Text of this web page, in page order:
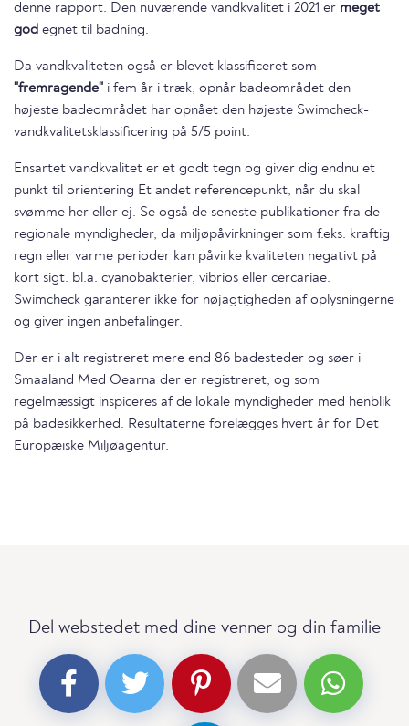
denne rapport. Den nuværende vandkvalitet i 2021 er meget
god egnet til badning.
Da vandkvaliteten også er blevet klassificeret som
"fremragende" i fem år i træk, opnår badeområdet den
højeste badeområdet har opnået den højeste Swimcheck-
vandkvalitetsklassificering på 5/5 point.
Ensartet vandkvalitet er et godt tegn og giver dig endnu et
punkt til orientering Et andet referencepunkt, når du skal
svømme her eller ej. Se også de seneste publikationer fra de
regionale myndigheder, da miljøpåvirkninger som f.eks. kraftig
regn eller varme perioder kan påvirke kvaliteten negativt på
kort sigt. bl.a. cyanobakterier, vibrios eller cercariae.
Swimcheck garanterer ikke for nøjagtigheden af oplysningerne
og giver ingen anbefalinger.
Der er i alt registreret mere end 86 badesteder og søer i
Smaaland Med Oearna der er registreret, og som
regelmæssigt inspiceres af de lokale myndigheder med henblik
på badesikkerhed. Resultaterne forelægges hvert år for Det
Europæiske Miljøagentur.
Del webstedet med dine venner og din familie